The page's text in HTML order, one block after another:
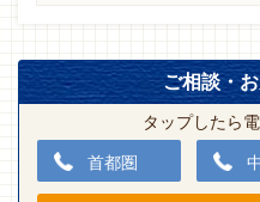
ご相談・
タップしたら
首都圏